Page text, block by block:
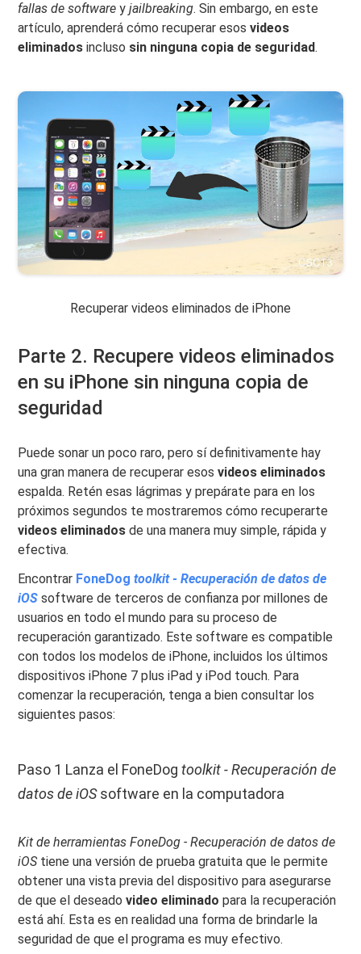
fallas de software yjailbreaking. Sin embargo, en este
artículo, aprenderá cómo recuperar esosvideos
eliminados incluso sin ninguna copia de seguridad.
Recuperar videos eliminados de iPhone
Parte 2. Recupere videos eliminados
en su iPhone sin ninguna copia de
seguridad
Puede sonar un poco raro, pero sí definitivamente hay
una gran manera de recuperar esosvideos eliminados
espalda. Retén esas lágrimas y prepárate para en los
próximos segundos te mostraremos cómo recuperarte
videos eliminados de una manera muy simple, rápida y
efectiva.
Encontrar FoneDog toolkit - Recuperación de datos de
iOS software de terceros de confianza por millones de
usuarios en todo el mundo para su proceso de
recuperación garantizado. Este software es compatible
con todos los modelos de iPhone, incluidos los últimos
dispositivos iPhone 7 plus iPad y iPod touch. Para
comenzar la recuperación, tenga a bien consultar los
siguientes pasos:
Paso 1 Lanza el FoneDog toolkit - Recuperación de
datos de iOSsoftware en la computadora
Kit de herramientas FoneDog - Recuperación de datos de
iOStiene una versión de prueba gratuita que le permite
obtener una vista previa del dispositivo para asegurarse
de que el deseadovideo eliminado para la recuperación
está ahí. Esta es en realidad una forma de brindarle la
seguridad de que el programa es muy efectivo.